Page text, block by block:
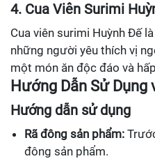
4. Cua Viên Surimi
Cua viên surimi Huỳnh Đế
những người yêu thích vị
một món ăn độc đáo và
Hướng Dẫn Sử Dụng
Hướng dẫn sử dụng
Rã đông sản phẩm:
đông sản phẩm.